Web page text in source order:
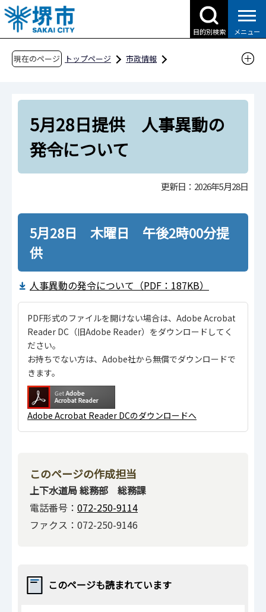
こ
の
ペ
目的別検索 メニュー
現在のページ トップページ
市政情報
報道提供資料
過去の報道提供資料
令和8年
令和8年5月
5月28日提供 人事異動の発令について
5月28日提供 人事異動の
発令について
更新日：2026年5月28日
5月28日 木曜日 午後2時00分提
供
人事異動の発令について（PDF：187KB）
PDF形式のファイルを開けない場合は、Adobe Acrobat
Reader DC（旧Adobe Reader）をダウンロードしてく
ださい。
お持ちでない方は、Adobe社から無償でダウンロードで
きます。
Adobe Acrobat Reader DCのダウンロードへ
このページの作成担当
上下水道局 総務部 総務課
電話番号： 072-250-9114
ファクス：072-250-9146
このページも読まれています